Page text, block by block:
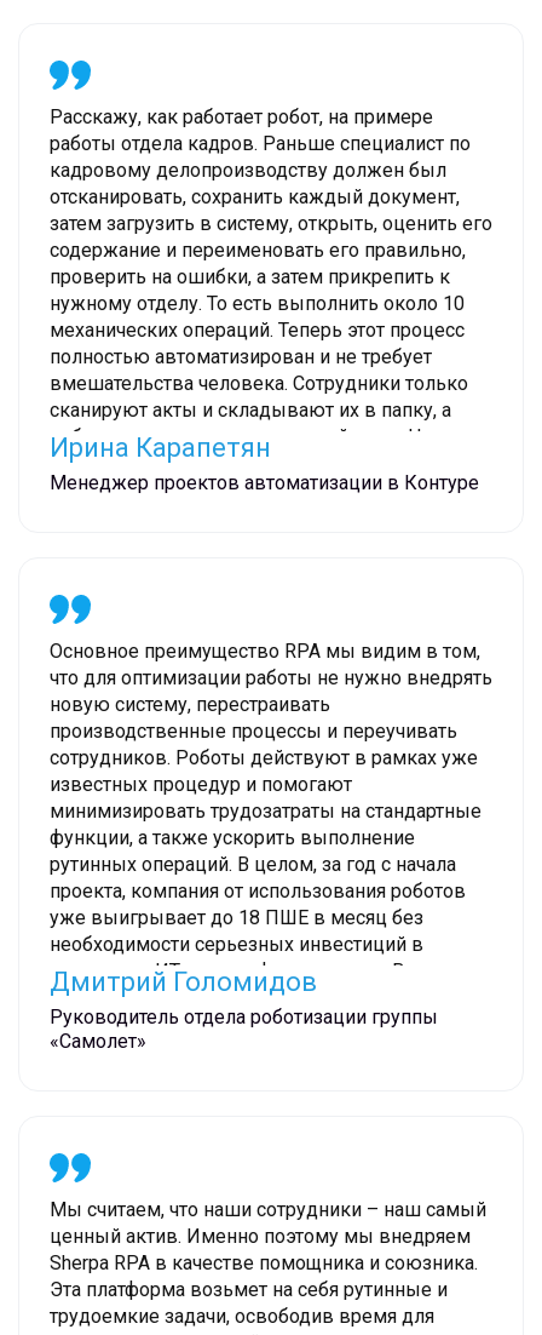
Расскажу, как работает робот, на примере
работы отдела кадров. Раньше специалист по
кадровому делопроизводству должен был
отсканировать, сохранить каждый документ,
затем загрузить в систему, открыть, оценить его
содержание и переименовать его правильно,
проверить на ошибки, а затем прикрепить к
нужному отделу. То есть выполнить около 10
механических операций. Теперь этот процесс
полностью автоматизирован и не требует
вмешательства человека. Сотрудники только
сканируют акты и складывают их в папку, а
робот совершает остальные действия. На них у
него уходит одна минута, он не отвлекается, не
устает. Сотрудник высвобождает время и
Ирина Карапетян
Менеджер проектов автоматизации в Контуре
Основное преимущество RPA мы видим в том,
что для оптимизации работы не нужно внедрять
новую систему, перестраивать
производственные процессы и переучивать
сотрудников. Роботы действуют в рамках уже
известных процедур и помогают
минимизировать трудозатраты на стандартные
функции, а также ускорить выполнение
рутинных операций. В целом, за год с начала
проекта, компания от использования роботов
уже выигрывает до 18 ПШЕ в месяц без
необходимости серьезных инвестиций в
изменение ИТ-ландшафта компании. В планах
до конца года поднять этот показатель
минимум до 50 ПШЕ, подобная оптимизация
позволит сэкономить до 10 млн в месяц
Дмитрий Голомидов
Руководитель отдела роботизации группы
«Самолет»
Мы считаем, что наши сотрудники – наш самый
ценный актив. Именно поэтому мы внедряем
Sherpa RPA в качестве помощника и союзника.
Эта платформа возьмет на себя рутинные и
трудоемкие задачи, освободив время для